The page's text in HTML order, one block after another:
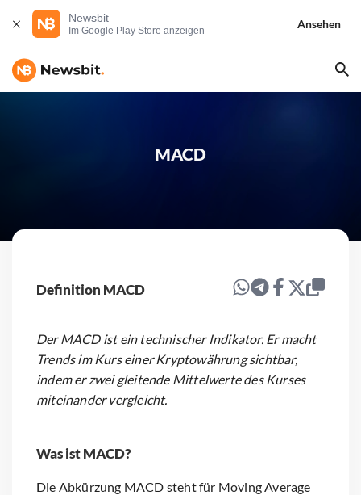
Newsbit
Im Google Play Store anzeigen
Ansehen
MACD
Definition MACD
Der MACD ist ein technischer Indikator. Er macht
Trends im Kurs einer Kryptowährung sichtbar,
indem er zwei gleitende Mittelwerte des Kurses
miteinander vergleicht.
Was ist MACD?
Die Abkürzung MACD steht für Moving Average